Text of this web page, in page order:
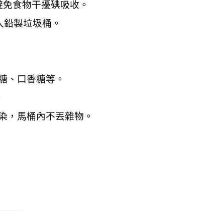
食物干擾碘吸收。
製垃圾桶。
、口香糖等。
，馬桶內不丟雜物。